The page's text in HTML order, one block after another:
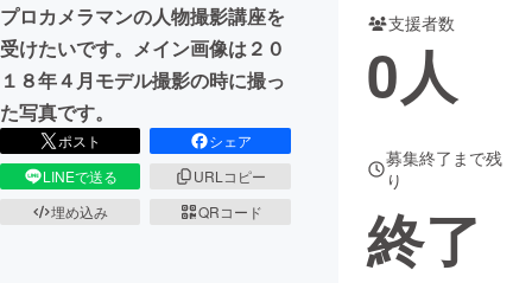
まちづくり・地域活性化
CAMPFIRE for Social Good
CAMPFIRE Creation
CAMPFIREふるさと納税
プロカメラマンの人物撮影講座を
受けたいです。メイン画像は２０
１８年４月モデル撮影の時に撮っ
た写真です。
ポスト
シェア
LINEで送る
URLコピー
埋め込み
QRコード
支援者数
0人
募集終了まで残
り
終了